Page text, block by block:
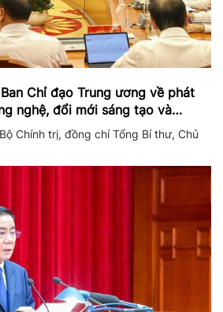
Chỉ đạo Trung ương về phát
nghệ, đổi mới sáng tạo và
Chính trị, đồng chí Tổng Bí thư, Chủ